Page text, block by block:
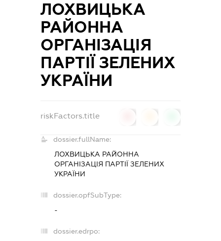
ЛОХВИЦЬКА
РАЙОННА
ОРГАНІЗАЦІЯ
ПАРТІЇ ЗЕЛЕНИХ
УКРАЇНИ
riskFactors.title
dossier.fullName:
ЛОХВИЦЬКА РАЙОННА
ОРГАНІЗАЦІЯ ПАРТІЇ ЗЕЛЕНИХ
УКРАЇНИ
dossier.opfSubType:
-
dossier.edrpo: